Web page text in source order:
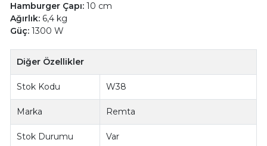
Hamburger Çapı:10 cm
Ağırlık:6,4 kg
Güç:1300 W
Diğer Özellikler
Stok Kodu W38
Marka Remta
Stok Durumu Var